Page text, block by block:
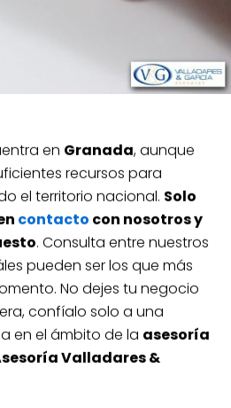
en Granada, aunque
recursos para
el territorio nacional. Solo
contacto con nosotros y
. Consulta entre nuestros
pueden ser los que más
No dejes tu negocio
confíalo solo a una
en el ámbito de la asesoría
Valladares &